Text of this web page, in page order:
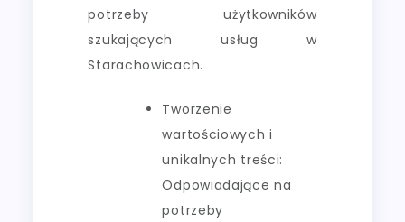
potrzeby użytkowników
szukających usług w
Starachowicach.
Tworzenie
wartościowych i
unikalnych treści:
Odpowiadające na
potrzeby